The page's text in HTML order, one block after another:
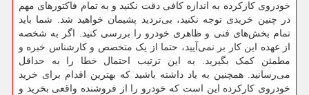
خودروی کارکرده به اندازه کافی دقت نکنید و به تمام فاکتورهای مهم
در چنین خریدی توجه نکنید، بی‌تردید پشیمان خواهید شد. شما باید
تمام بخش‌های فنی و ظاهری خودرو را بررسی کنید. اگر به شخصه
از عهده این کار بر نمی‌آیید، حتما از یک متخصص و کارشناس خبره و
مطمئن کمک بگیرید. به این ترتیب احتمال خطا را به حداقل
می‌رسانید. همچنین به یاد داشته باشید که بهترین اقدام برای خرید
خودروی کارکرده این است که خودرو را از فروشنده واقعی بخرید و